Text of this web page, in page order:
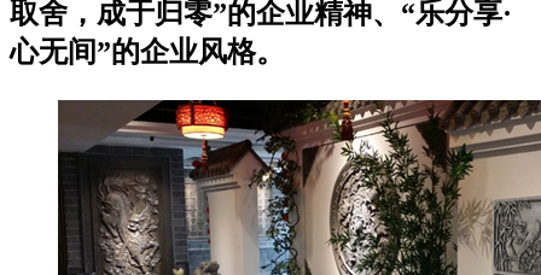
取舍，成于归零”的企业精神、“乐分享·
心无间”的企业风格。